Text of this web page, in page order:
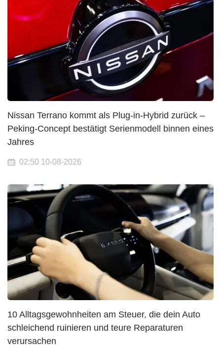
Nissan Terrano kommt als Plug-in-Hybrid zurück –
Peking-Concept bestätigt Serienmodell binnen eines
Jahres
02:50 10-08-2026
10 Alltagsgewohnheiten am Steuer, die dein Auto
schleichend ruinieren und teure Reparaturen
verursachen